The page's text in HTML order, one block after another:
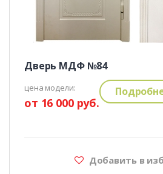
Дверь МДФ №84
цена модели:
от 16 000 руб.
Добавить в